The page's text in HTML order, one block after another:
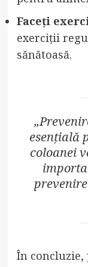
Faceți
exerciții
sănătoasă.
esențială
coloanei
În concluzie,